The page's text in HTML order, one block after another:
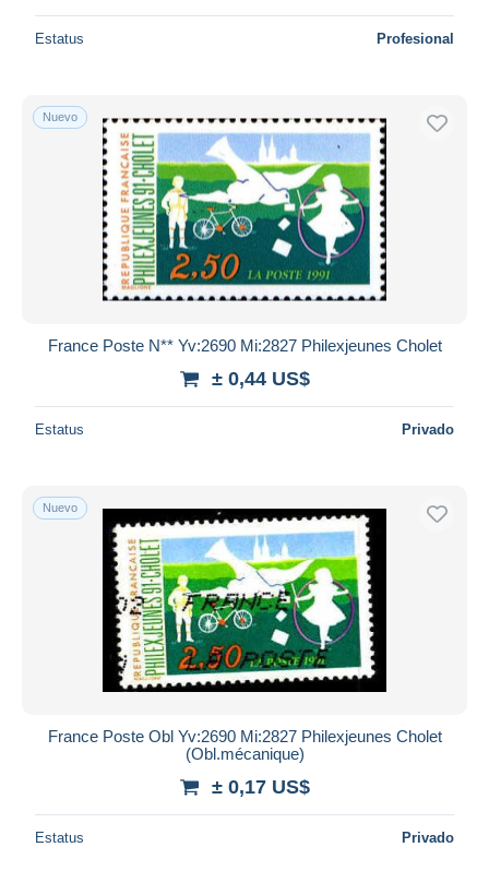
Estatus Profesional
Nuevo
France Poste N** Yv:2690 Mi:2827 Philexjeunes Cholet
± 0,44 US$
Estatus Privado
Nuevo
France Poste Obl Yv:2690 Mi:2827 Philexjeunes Cholet
(Obl.mécanique)
± 0,17 US$
Estatus Privado